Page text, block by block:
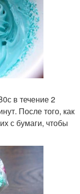
в течение 2
После того, как
с бумаги, чтобы